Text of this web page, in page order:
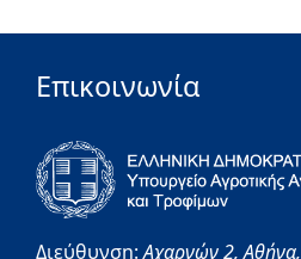
Επικοινωνία
Διεύθυνση:Αχαρνών 2,Αθήνα,